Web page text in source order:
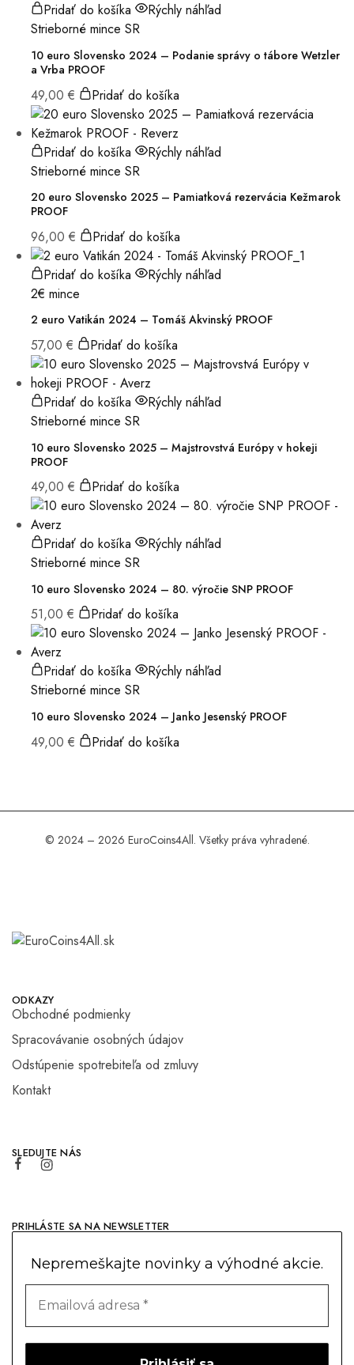
Pridať do košíka
Rýchly náhľad
Strieborné mince SR
10 euro Slovensko 2024 – Podanie správy o tábore Wetzler
a Vrba PROOF
49,00 € Pridať do košíka
Pridať do košíka
Rýchly náhľad
Strieborné mince SR
20 euro Slovensko 2025 – Pamiatková rezervácia Kežmarok
PROOF
96,00 € Pridať do košíka
Pridať do košíka
Rýchly náhľad
2€ mince
2 euro Vatikán 2024 – Tomáš Akvinský PROOF
57,00 € Pridať do košíka
Pridať do košíka
Rýchly náhľad
Strieborné mince SR
10 euro Slovensko 2025 – Majstrovstvá Európy v hokeji
PROOF
49,00 € Pridať do košíka
Pridať do košíka
Rýchly náhľad
Strieborné mince SR
10 euro Slovensko 2024 – 80. výročie SNP PROOF
51,00 € Pridať do košíka
Pridať do košíka
Rýchly náhľad
Strieborné mince SR
10 euro Slovensko 2024 – Janko Jesenský PROOF
49,00 € Pridať do košíka
© 2024 – 2026 EuroCoins4All. Všetky práva vyhradené.
ODKAZY
Obchodné podmienky
Spracovávanie osobných údajov
Odstúpenie spotrebiteľa od zmluvy
Kontakt
SLEDUJTE NÁS
PRIHLÁSTE SA NA NEWSLETTER
Nepremeškajte novinky a výhodné akcie.